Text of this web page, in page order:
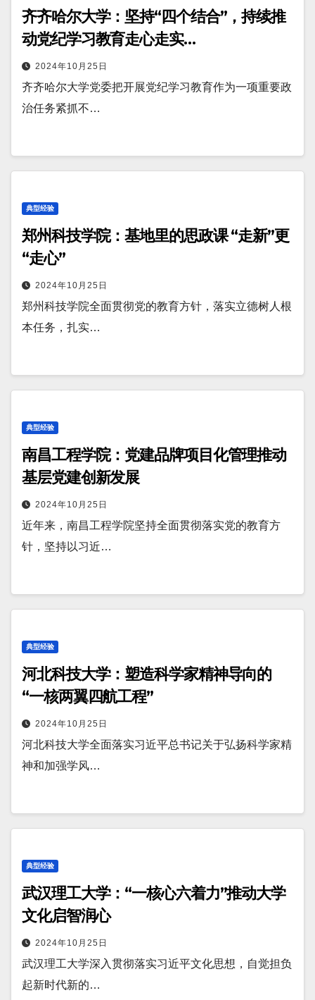
齐齐哈尔大学：坚持“四个结合”，持续推
动党纪学习教育走心走实…
2024年10月25日
齐齐哈尔大学党委把开展党纪学习教育作为一项重要政
治任务紧抓不…
典型经验
郑州科技学院：基地里的思政课 “走新”更
“走心”
2024年10月25日
郑州科技学院全面贯彻党的教育方针，落实立德树人根
本任务，扎实…
典型经验
南昌工程学院：党建品牌项目化管理推动
基层党建创新发展
2024年10月25日
近年来，南昌工程学院坚持全面贯彻落实党的教育方
针，坚持以习近…
典型经验
河北科技大学：塑造科学家精神导向的
“一核两翼四航工程”
2024年10月25日
河北科技大学全面落实习近平总书记关于弘扬科学家精
神和加强学风…
典型经验
武汉理工大学：“一核心六着力”推动大学
文化启智润心
2024年10月25日
武汉理工大学深入贯彻落实习近平文化思想，自觉担负
起新时代新的…